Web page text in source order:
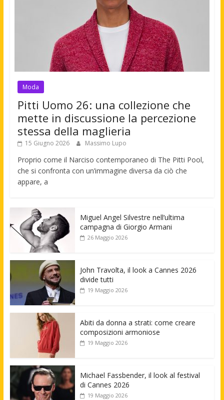
Moda
Pitti Uomo 26: una collezione che
mette in discussione la percezione
stessa della maglieria
15 Giugno 2026 Massimo Lupo
Proprio come il Narciso contemporaneo di The Pitti Pool,
che si confronta con un’immagine diversa da ciò che
appare, a
Miguel Angel Silvestre nell’ultima
campagna di Giorgio Armani
26 Maggio 2026
John Travolta, il look a Cannes 2026
divide tutti
19 Maggio 2026
Abiti da donna a strati: come creare
composizioni armoniose
19 Maggio 2026
Michael Fassbender, il look al festival
di Cannes 2026
19 Maggio 2026